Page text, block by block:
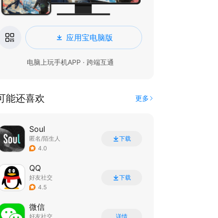
应用宝电脑版
电脑上玩手机APP · 跨端互通
能还喜欢 更多
Soul
匿名/陌生人
4.0
下载
QQ
好友社交
4.5
下载
微信
好友社交 详情